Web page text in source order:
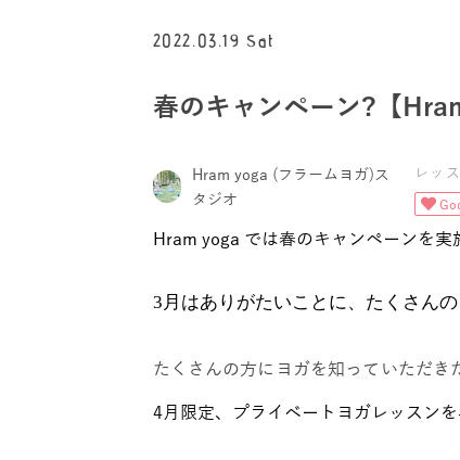
2022.03.19 Sat
春のキャンペーン?【
Hram yoga (フラームヨガ)ス
タジオ
レッ
Hram yoga では春のキャンペーンを実
3月はありがたいことに、たくさん
たくさんの方にヨガを知っていただき
4月限定、プライベートヨガレッスン